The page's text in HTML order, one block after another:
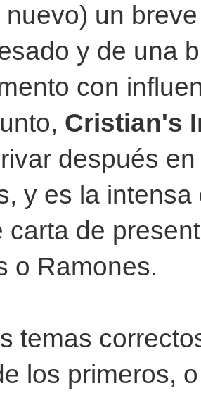
nuevo) un
y de una
con
Cristian's
después
y es la
carta de
o Ramones.
temas
los primeros,